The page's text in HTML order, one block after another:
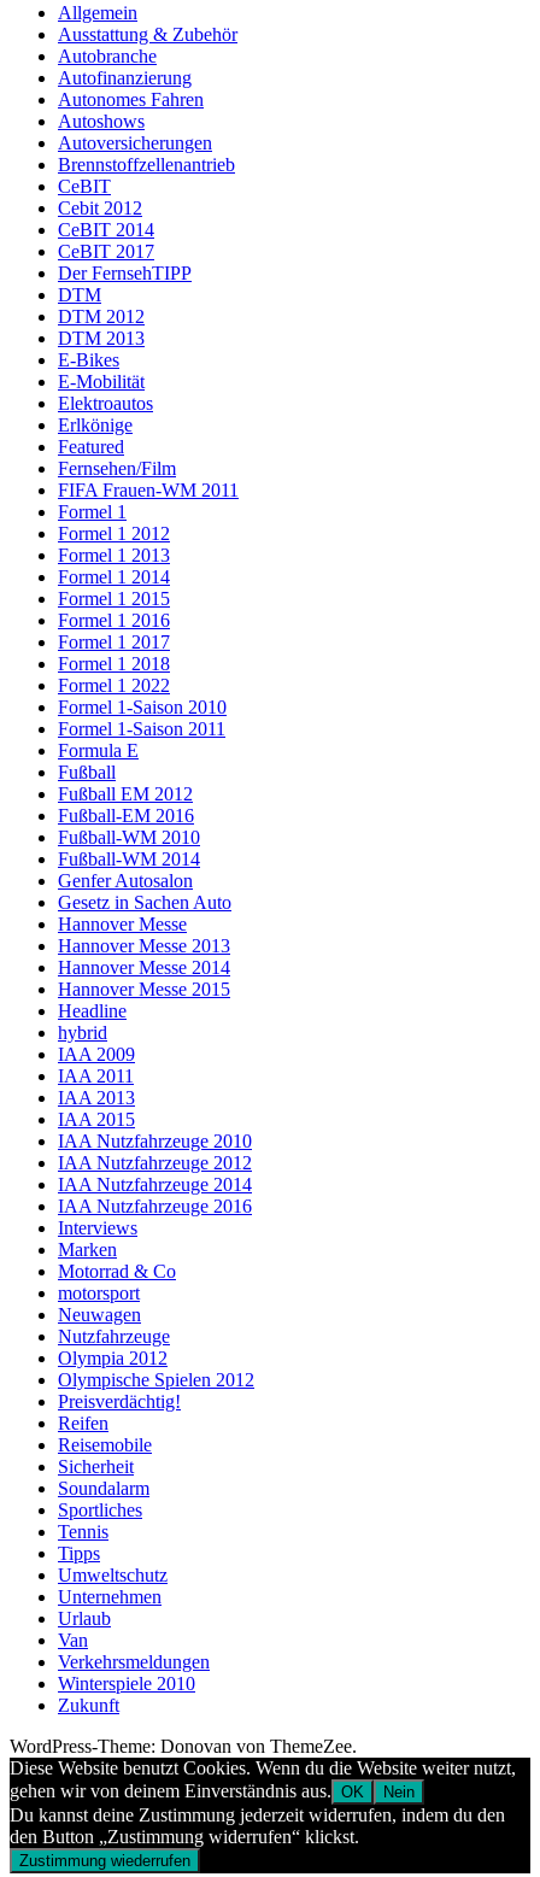
Allgemein
Ausstattung & Zubehör
Autobranche
Autofinanzierung
Autonomes Fahren
Autoshows
Autoversicherungen
Brennstoffzellenantrieb
CeBIT
Cebit 2012
CeBIT 2014
CeBIT 2017
Der FernsehTIPP
DTM
DTM 2012
DTM 2013
E-Bikes
E-Mobilität
Elektroautos
Erlkönige
Featured
Fernsehen/Film
FIFA Frauen-WM 2011
Formel 1
Formel 1 2012
Formel 1 2013
Formel 1 2014
Formel 1 2015
Formel 1 2016
Formel 1 2017
Formel 1 2018
Formel 1 2022
Formel 1-Saison 2010
Formel 1-Saison 2011
Formula E
Fußball
Fußball EM 2012
Fußball-EM 2016
Fußball-WM 2010
Fußball-WM 2014
Genfer Autosalon
Gesetz in Sachen Auto
Hannover Messe
Hannover Messe 2013
Hannover Messe 2014
Hannover Messe 2015
Headline
hybrid
IAA 2009
IAA 2011
IAA 2013
IAA 2015
IAA Nutzfahrzeuge 2010
IAA Nutzfahrzeuge 2012
IAA Nutzfahrzeuge 2014
IAA Nutzfahrzeuge 2016
Interviews
Marken
Motorrad & Co
motorsport
Neuwagen
Nutzfahrzeuge
Olympia 2012
Olympische Spielen 2012
Preisverdächtig!
Reifen
Reisemobile
Sicherheit
Soundalarm
Sportliches
Tennis
Tipps
Umweltschutz
Unternehmen
Urlaub
Van
Verkehrsmeldungen
Winterspiele 2010
Zukunft
WordPress-Theme: Donovan von ThemeZee.
Diese Website benutzt Cookies. Wenn du die Website weiter nutzt,
gehen wir von deinem Einverständnis aus. OK Nein
Du kannst deine Zustimmung jederzeit widerrufen, indem du den
den Button „Zustimmung widerrufen“ klickst.
Zustimmung wiederrufen